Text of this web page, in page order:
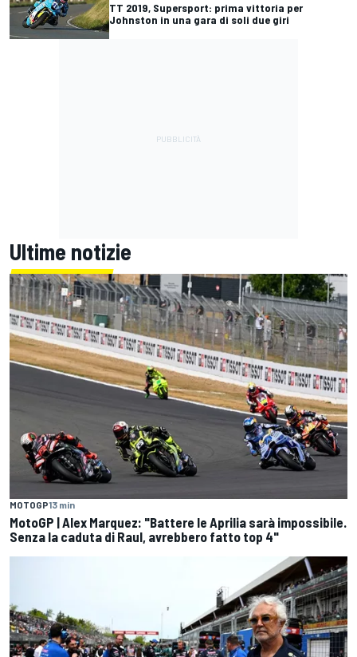
TT 2019, Supersport: prima vittoria per
Johnston in una gara di soli due giri
Ultime notizie
MOTOGP13 min
MotoGP | Alex Marquez: "Battere le Aprilia sarà impossibile.
Senza la caduta di Raul, avrebbero fatto top 4"